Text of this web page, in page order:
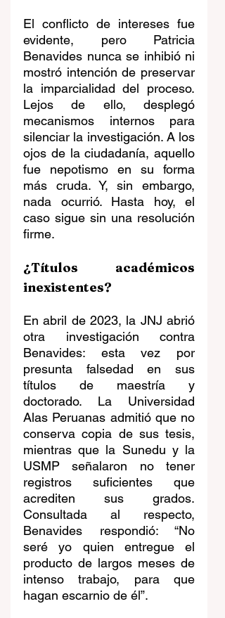
El conflicto de intereses fue
evidente, pero Patricia
Benavides nunca se inhibió ni
mostró intención de preservar
la imparcialidad del proceso.
Lejos de ello, desplegó
mecanismos internos para
silenciar la investigación. A los
ojos de la ciudadanía, aquello
fue nepotismo en su forma
más cruda. Y, sin embargo,
nada ocurrió. Hasta hoy, el
caso sigue sin una resolución
firme.
¿Títulos académicos
inexistentes?
En abril de 2023, la JNJ abrió
otra investigación contra
Benavides: esta vez por
presunta falsedad en sus
títulos de maestría y
doctorado. La Universidad
Alas Peruanas admitió que no
conserva copia de sus tesis,
mientras que la Sunedu y la
USMP señalaron no tener
registros suficientes que
acrediten sus grados.
Consultada al respecto,
Benavides respondió: “No
seré yo quien entregue el
producto de largos meses de
intenso trabajo, para que
hagan escarnio de él”.